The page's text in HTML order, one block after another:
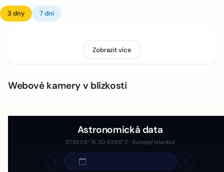
3 dny 7 dní
Zobrazit více
Webové kamery v blízkosti
Astronomická data
37.9508° N, 30.6386° E · Europe/Istanbul